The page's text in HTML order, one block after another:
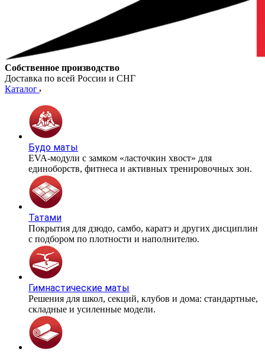
Собственное производство
Доставка по всей России и СНГ
Каталог
Будо маты
EVA-модули с замком «ласточкин хвост» для
единоборств, фитнеса и активных тренировочных зон.
Татами
Покрытия для дзюдо, самбо, каратэ и других дисциплин
с подбором по плотности и наполнителю.
Гимнастические маты
Решения для школ, секций, клубов и дома: стандартные,
складные и усиленные модели.